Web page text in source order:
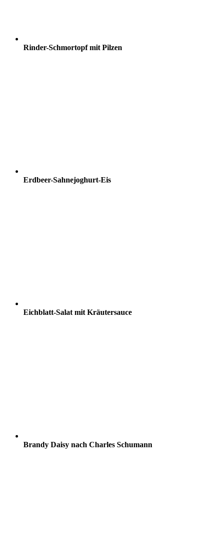
Rinder-Schmortopf mit Pilzen
Erdbeer-Sahnejoghurt-Eis
Eichblatt-Salat mit Kräutersauce
Brandy Daisy nach Charles Schumann